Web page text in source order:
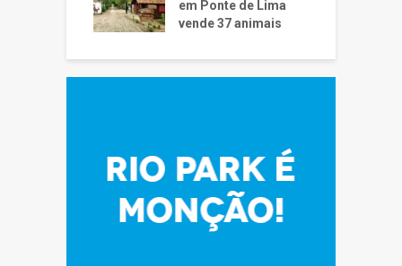
em Ponte de Lima
vende 37 animais